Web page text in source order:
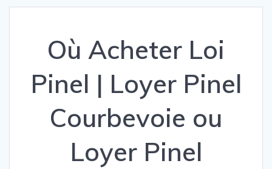
Où Acheter Loi
Pinel | Loyer Pinel
Courbevoie ou
Loyer Pinel